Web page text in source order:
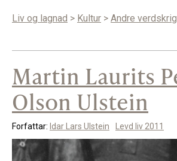
Liv og lagnad > Kultur > Andre verdskrig
Martin Laurits
Olson Ulstein
Forfattar: Idar Lars Ulstein Levd liv 2011